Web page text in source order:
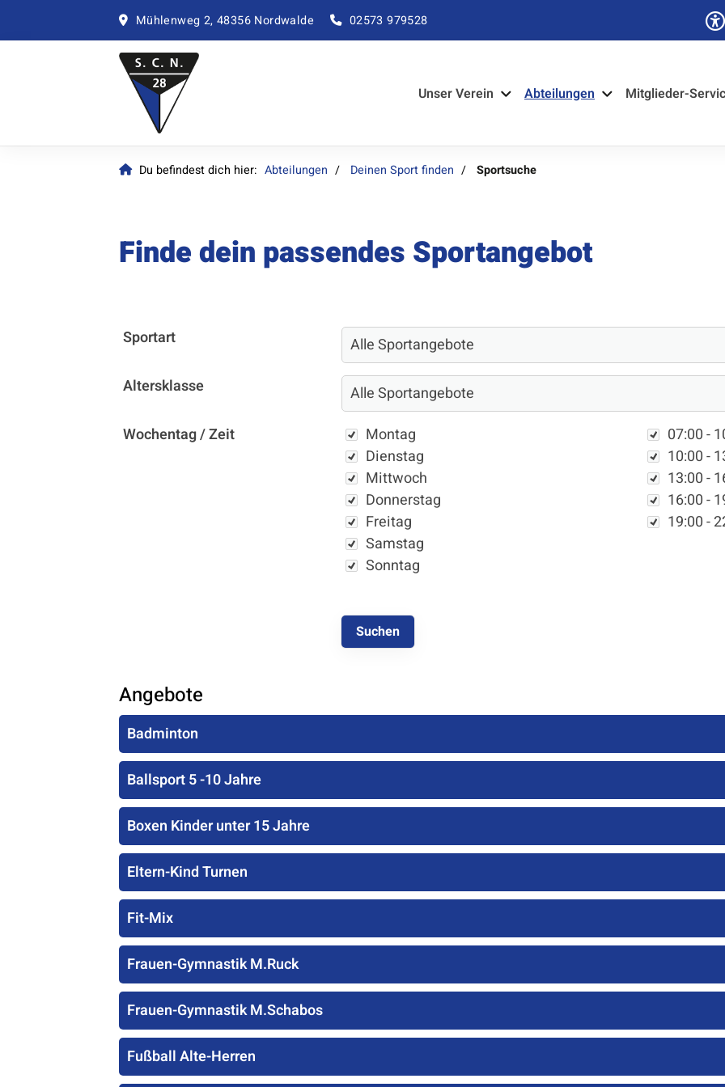
Mühlenweg 2, 48356 Nordwalde 02573 979528
Unser Verein Abteilungen Mitglieder-
Du befindest dich hier: Abteilungen Deinen Sport finden Sportsuche
Finde dein passendes Sportangebot
Sportart
Altersklasse
Wochentag / Zeit Wochentag
Montag
Dienstag
Mittwoch
Donnerstag
Freitag
Samstag
Sonntag
Zeit07:00 -
10:00 -
13:00 -
16:00 -
19:00 -
Angebote
Badminton
Ballsport 5 -10 Jahre
Boxen Kinder unter 15 Jahre
Eltern-Kind Turnen
Fit-Mix
Frauen-Gymnastik M.Ruck
Frauen-Gymnastik M.Schabos
Fußball Alte-Herren
Mitglieder-Service